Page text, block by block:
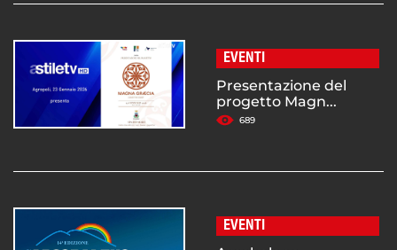
EVENTI
Presentazione del
progetto Magn...
689
EVENTI